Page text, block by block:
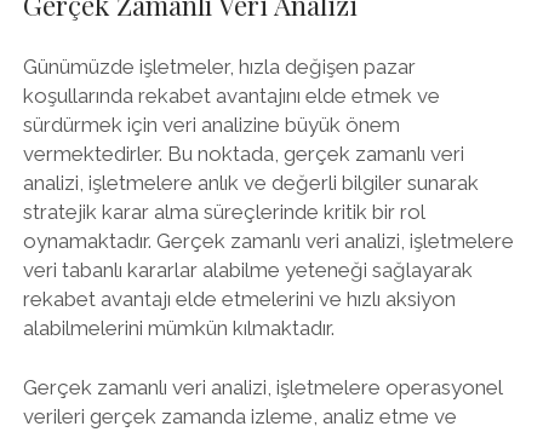
Günümüzde işletmeler, hızla değişen pazar
koşullarında rekabet avantajını elde etmek ve
sürdürmek için veri analizine büyük önem
vermektedirler. Bu noktada, gerçek zamanlı veri
analizi, işletmelere anlık ve değerli bilgiler sunarak
stratejik karar alma süreçlerinde kritik bir rol
oynamaktadır. Gerçek zamanlı veri analizi, işletmelere
veri tabanlı kararlar alabilme yeteneği sağlayarak
rekabet avantajı elde etmelerini ve hızlı aksiyon
alabilmelerini mümkün kılmaktadır.
Gerçek zamanlı veri analizi, işletmelere operasyonel
verileri gerçek zamanda izleme, analiz etme ve